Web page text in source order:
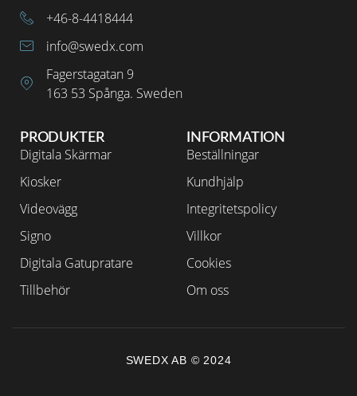
INFORMATION
Beställningar
Kundhjälp
Integritetspolicy
Villkor
Cookies
Om oss
PRODUKTER
Digitala Skärmar
Kiosker
Videovägg
Signo
Digitala Gatupratare
Tillbehör
+46-8-4418444
info@swedx.com
Fagerstagatan 9
163 53 Spånga. Sweden
SWEDX AB © 2024